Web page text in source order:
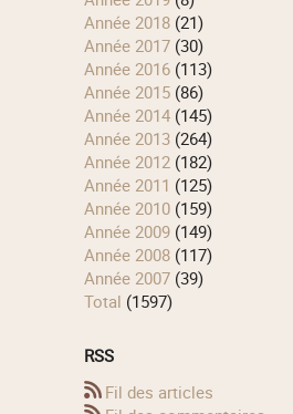
année 2018(21)
année 2017(30)
année 2016(113)
année 2015(86)
année 2014(145)
année 2013(264)
année 2012(182)
année 2011 (125)
année 2010(159)
année 2009(149)
année 2008(117)
année 2007(39)
total (1597)
RSS
Fil des articles